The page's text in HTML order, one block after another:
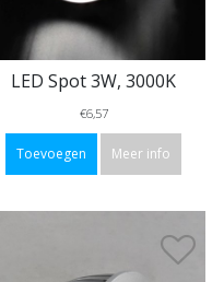
LED Spot 3W, 3000K
€6,57
Toevoegen Meer info